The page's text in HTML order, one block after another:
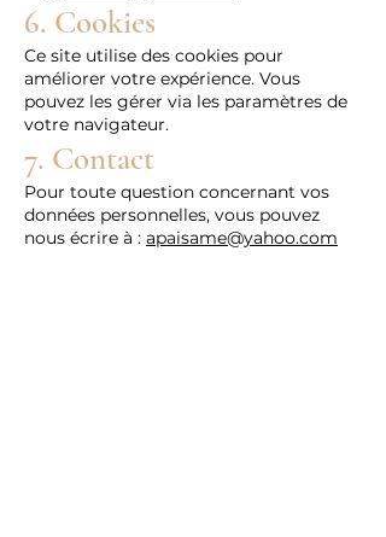
6. Cookies
Ce site utilise des cookies pour
améliorer votre expérience. Vous
pouvez les gérer via les paramètres de
votre navigateur.
7. Contact
Pour toute question concernant vos
données personnelles, vous pouvez
nous écrire à : apaisame@yahoo.com